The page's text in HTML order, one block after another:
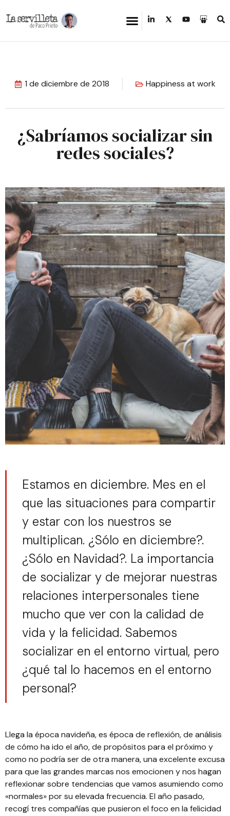
1 de diciembre de 2018 Happiness at work
¿Sabríamos socializar sin
redes sociales?
Estamos en diciembre. Mes en el
que las situaciones para compartir
y estar con los nuestros se
multiplican. ¿Sólo en diciembre?.
¿Sólo en Navidad?. La importancia
de socializar y de mejorar nuestras
relaciones interpersonales tiene
mucho que ver con la calidad de
vida y la felicidad. Sabemos
socializar en el entorno virtual, pero
¿qué tal lo hacemos en el entorno
personal?
Llega la época navideña, es época de reflexión, de análisis
de cómo ha ido el año, de propósitos para el próximo y
como no podría ser de otra manera, una excelente excusa
para que las grandes marcas nos emocionen y nos hagan
reflexionar sobre tendencias que vamos asumiendo como
«normales» por su elevada frecuencia. El año pasado,
recogí tres compañías que pusieron el foco en la felicidad